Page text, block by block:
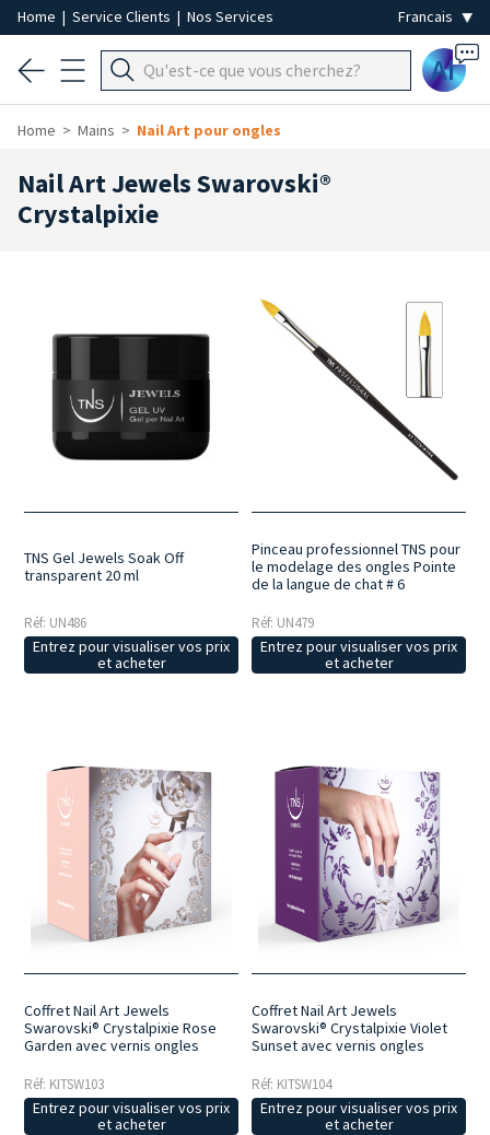
Home | Service Clients | Nos Services
Ai
Home Mains Nail Art pour ongles
Nail Art Jewels Swarovski®
Crystalpixie
TNS Gel Jewels Soak Off
transparent 20 ml
Réf: UN486
Entrez pour visualiser vos prix
et acheter
Pinceau professionnel TNS pour
le modelage des ongles Pointe
de la langue de chat # 6
Réf: UN479
Entrez pour visualiser vos prix
et acheter
Coffret Nail Art Jewels
Swarovski® Crystalpixie Rose
Garden avec vernis ongles
Réf: KITSW103
Entrez pour visualiser vos prix
et acheter
Coffret Nail Art Jewels
Swarovski® Crystalpixie Violet
Sunset avec vernis ongles
Réf: KITSW104
Entrez pour visualiser vos prix
et acheter